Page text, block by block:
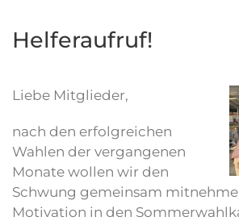
Helferaufruf!
Liebe Mitglieder,
nach den erfolgreichen
Wahlen der vergangenen
Monate wollen wir den
Schwung gemeinsam
Motivation in den